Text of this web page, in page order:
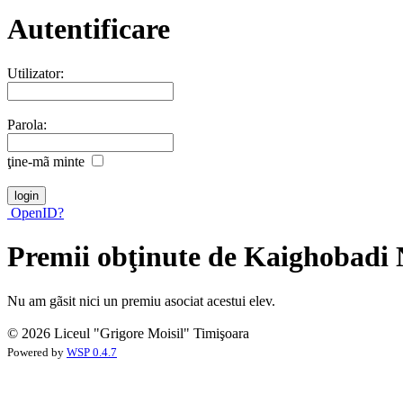
Autentificare
Utilizator:
Parola:
ţine-mã minte
OpenID?
Premii obţinute de Kaighobadi
Nu am gãsit nici un premiu asociat acestui elev.
© 2026 Liceul "Grigore Moisil" Timişoara
Powered by WSP 0.4.7